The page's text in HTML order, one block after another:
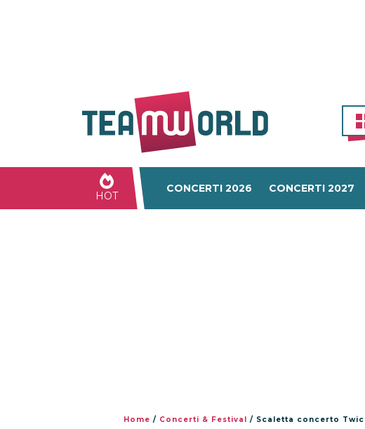
HOT
CONCERTI 2026 CONCERTI 2027
Home / Concerti & Festival / Scaletta concerto